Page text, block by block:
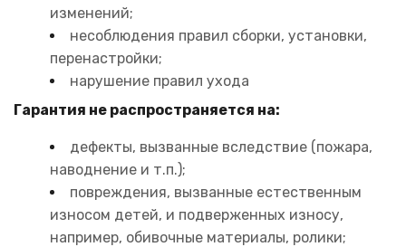
изменений;
несоблюдения правил сборки, установки,
перенастройки;
нарушение правил ухода
Гарантия не распространяется на:
дефекты, вызванные вследствие (пожара,
наводнение и т.п.);
повреждения, вызванные естественным
износом детей, и подверженных износу,
например, обивочные материалы, ролики;